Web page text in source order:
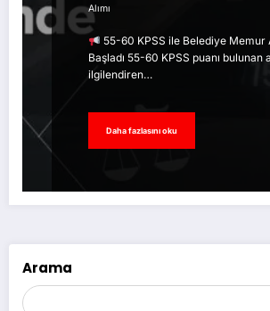
Alımı
55-60 KPSS ile Belediye Memur
Başladı 55-60 KPSS puanı bulunan
ilgilendiren…
Daha fazlasını oku
Arama